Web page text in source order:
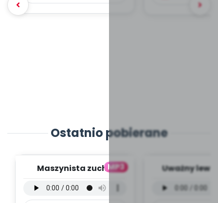
Ostatnio pobierane
MP3
Maszynista zuch -
mp3)
Uważny lew